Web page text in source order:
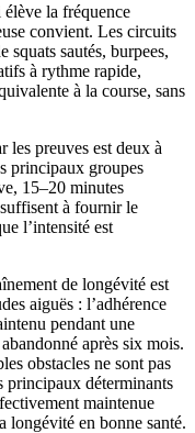
la fréquence
convient. Les circuits
squats sautés, burpees,
à rythme rapide,
à la course, sans
les preuves est deux à
principaux groupes
15–20 minutes
à fournir le
l’intensité est
de longévité est
aiguës : l’adhérence
pendant une
après six mois.
obstacles ne sont pas
principaux déterminants
maintenue
longévité en bonne santé.